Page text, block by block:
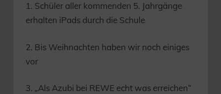
1. Schüler aller kommenden 5. Jahrgänge
erhalten iPads durch die Schule
2. Bis Weihnachten haben wir noch einiges
vor
3. „Als Azubi bei REWE echt was erreichen“